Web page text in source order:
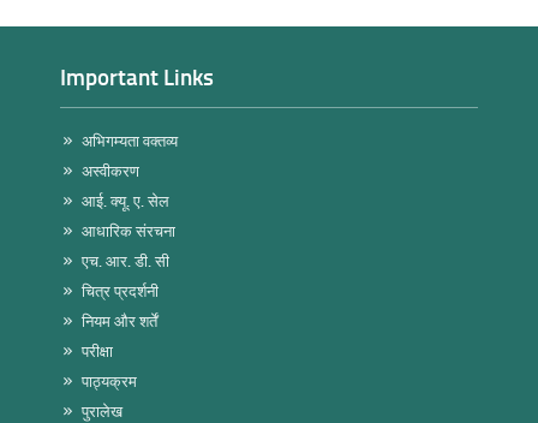
Important Links
अभिगम्यता वक्तव्य
अस्वीकरण
आई. क्यू. ए. सेल
आधारिक संरचना
एच. आर. डी. सी
चित्र प्रदर्शनी
नियम और शर्तें
परीक्षा
पाठ्यक्रम
पुरालेख